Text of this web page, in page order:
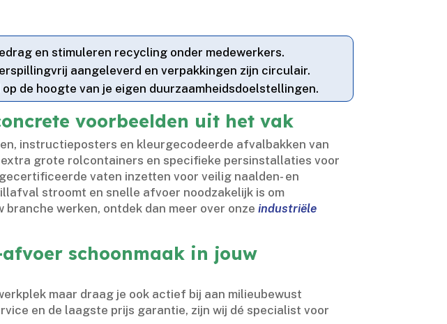
en stimuleren recycling onder medewerkers.​
aangeleverd en verpakkingen zijn circulair.​
de hoogte van je eigen duurzaamheidsdoelstellingen.​
voorbeelden uit het vak
instructieposters en kleurgecodeerde afvalbakken van
grote rolcontainers en specifieke persinstallaties voor
vaten inzetten voor veilig naalden- en
stroomt en snelle afvoer noodzakelijk is om
branche werken, ontdek dan meer over onzeindustriële
schoonmaak in jouw
maar draag je ook actief bij aan milieubewust
en de laagste prijs garantie, zijn wij dé specialist voor